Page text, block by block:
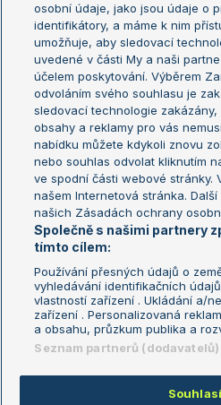
Žebříček WTA (ženy)
Sázkařský žebříček
US
Aktualní trendy
Fotbalové přestupy
Livesport Daily
LS Prague Open
Podmínky užití
GDPR a žurnalistika
Kontakt
údajů
osobní údaje, jako jsou údaje o
identifikátory, a máme k nim
umožňuje, aby sledovací
uvedené v části My a naši
účelem poskytování. Výběrem
odvoláním svého souhlasu je
sledovací technologie
obsahy a reklamy pro vás
nabídku můžete kdykoli znovu
nebo souhlas odvolat kliknutím
ve spodní části webové stránky.
našem Internetová stránka.
našich Zásadách ochrany
Společně s našimi partnery
tímto cílem:
Používání přesných údajů o
vyhledávání identifikačních
vlastností zařízení . Ukládání a/
zařízení . Personalizovaná
a obsahu, průzkum publika a
Seznam partnerů (dodavatelů)